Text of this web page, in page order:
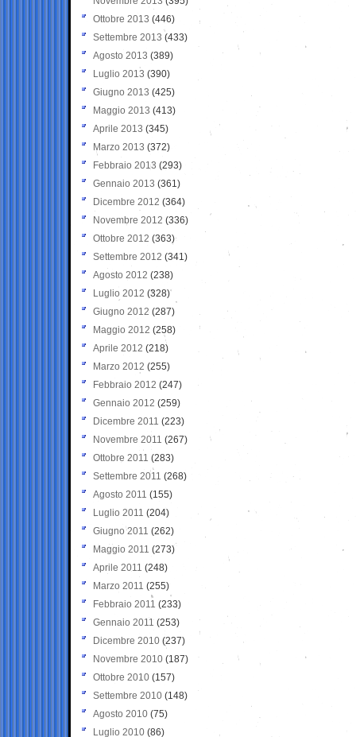
Ottobre 2013 (446)
Settembre 2013 (433)
Agosto 2013 (389)
Luglio 2013 (390)
Giugno 2013 (425)
Maggio 2013 (413)
Aprile 2013 (345)
Marzo 2013 (372)
Febbraio 2013 (293)
Gennaio 2013 (361)
Dicembre 2012 (364)
Novembre 2012 (336)
Ottobre 2012 (363)
Settembre 2012 (341)
Agosto 2012 (238)
Luglio 2012 (328)
Giugno 2012 (287)
Maggio 2012 (258)
Aprile 2012 (218)
Marzo 2012 (255)
Febbraio 2012 (247)
Gennaio 2012 (259)
Dicembre 2011 (223)
Novembre 2011 (267)
Ottobre 2011 (283)
Settembre 2011 (268)
Agosto 2011 (155)
Luglio 2011 (204)
Giugno 2011 (262)
Maggio 2011 (273)
Aprile 2011 (248)
Marzo 2011 (255)
Febbraio 2011 (233)
Gennaio 2011 (253)
Dicembre 2010 (237)
Novembre 2010 (187)
Ottobre 2010 (157)
Settembre 2010 (148)
Agosto 2010 (75)
Luglio 2010 (86)